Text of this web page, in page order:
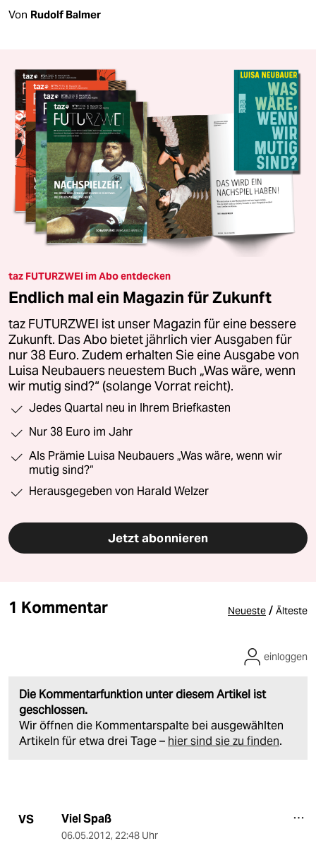
Von Rudolf Balmer
taz FUTURZWEI im Abo entdecken
Endlich mal ein Magazin für Zukunft
taz FUTURZWEI ist unser Magazin für eine bessere
Zukunft. Das Abo bietet jährlich vier Ausgaben für
nur 38 Euro. Zudem erhalten Sie eine Ausgabe von
Luisa Neubauers neuestem Buch „Was wäre, wenn
wir mutig sind?“ (solange Vorrat reicht).
Jedes Quartal neu in Ihrem Briefkasten
Nur 38 Euro im Jahr
Als Prämie Luisa Neubauers „Was wäre, wenn wir
mutig sind?“
Herausgegeben von Harald Welzer
Jetzt abonnieren
1 Kommentar Neueste / Älteste
Die Kommentarfunktion unter diesem Artikel ist
geschlossen.
Wir öffnen die Kommentarspalte bei ausgewählten
Artikeln für etwa drei Tage – hier sind sie zu finden.
einloggen
VS Viel Spaß
06.05.2012, 22:48 Uhr